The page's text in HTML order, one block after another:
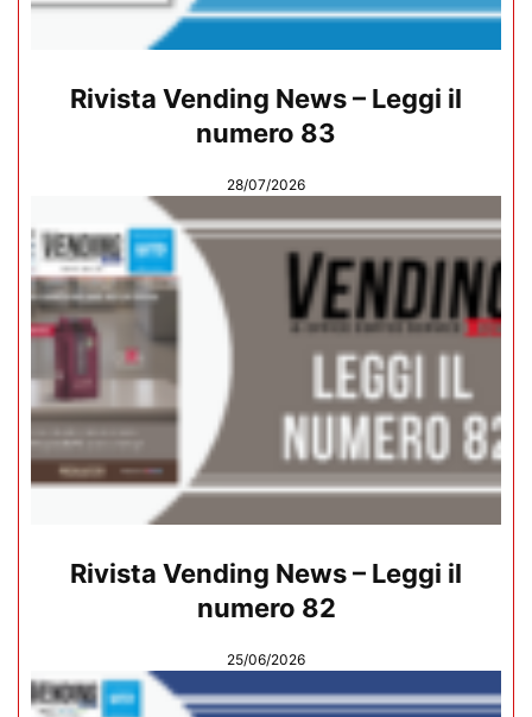
Rivista Vending News – Leggi il
numero 83
28/07/2026
Rivista Vending News – Leggi il
numero 82
25/06/2026